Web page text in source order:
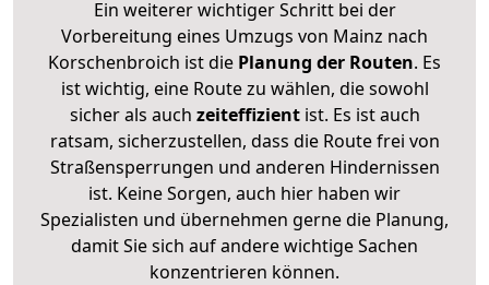
Ein weiterer wichtiger Schritt bei der
Vorbereitung eines Umzugs von Mainz nach
Korschenbroich ist die Planung der Routen. Es
ist wichtig, eine Route zu wählen, die sowohl
sicher als auch zeiteffizientist. Es ist auch
ratsam, sicherzustellen, dass die Route frei von
Straßensperrungen und anderen Hindernissen
ist. Keine Sorgen, auch hier haben wir
Spezialisten und übernehmen gerne die Planung,
damit Sie sich auf andere wichtige Sachen
konzentrieren können.